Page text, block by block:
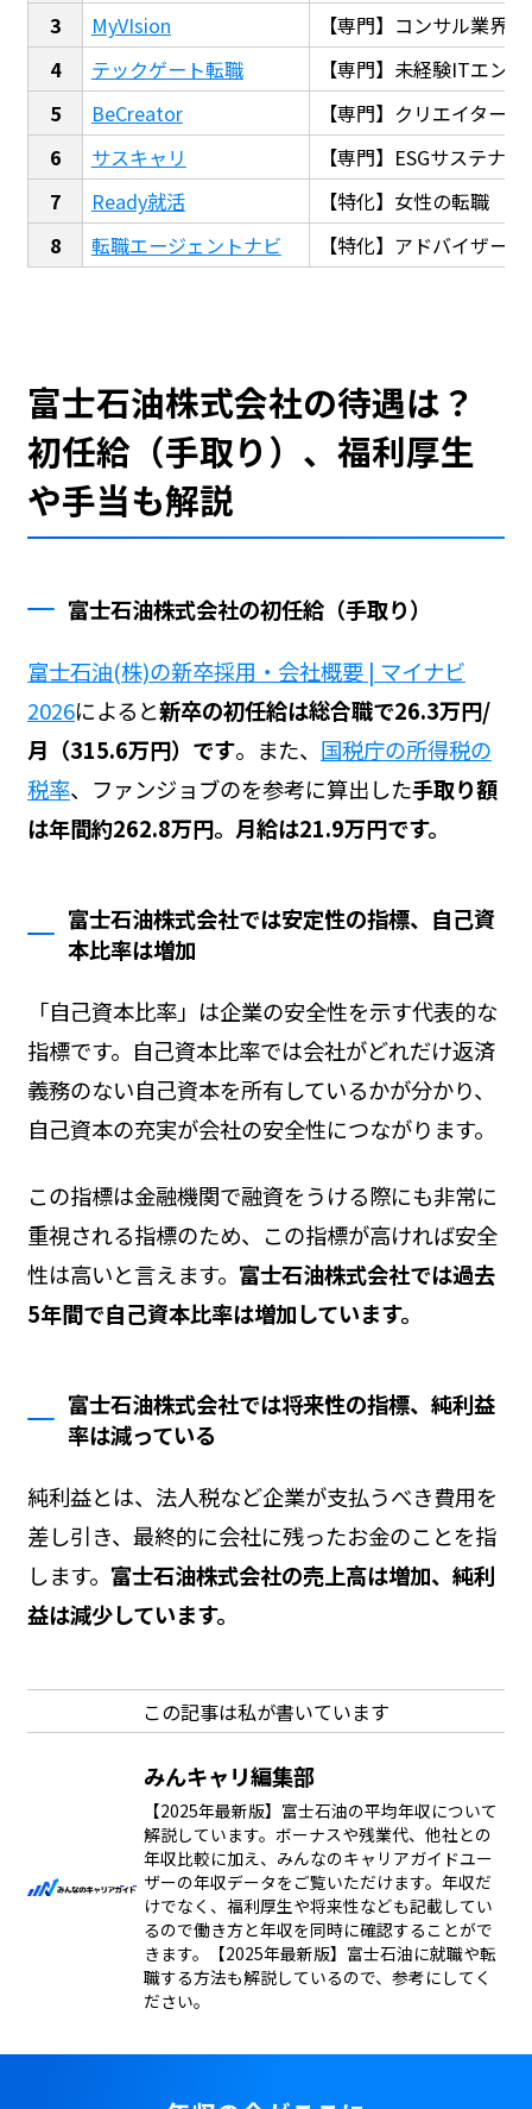
MyVIsion
【専門】コンサル業界
テックゲート転職
【専門】未経験ITエン
BeCreator
【専門】クリエイター
サスキャリ
【専門】ESGサステナ
Ready就活
【特化】女性の転職
転職エージェントナビ
【特化】アドバイザー
富士石油株式会社の待遇は？
初任給（手取り）、福利厚生
や手当も解説
富士石油株式会社の初任給（手取り）
富士石油(株)の新卒採用・会社概要 | マイナビ
2026によると新卒の初任給は総合職で26.3万円/
月（315.6万円）です。また、 国税庁の所得税の
税率、ファンジョブのを参考に算出した手取り額
は年間約262.8万円。月給は21.9万円です。
富士石油株式会社では安定性の指標、自己資
本比率は増加
「自己資本比率」は企業の安全性を示す代表的な
指標です。自己資本比率では会社がどれだけ返済
義務のない自己資本を所有しているかが分かり、
自己資本の充実が会社の安全性につながります。
この指標は金融機関で融資をうける際にも非常に
重視される指標のため、この指標が高ければ安全
性は高いと言えます。 富士石油株式会社では過去
5年間で自己資本比率は増加しています。
富士石油株式会社では将来性の指標、純利益
率は減っている
純利益とは、法人税など企業が支払うべき費用を
差し引き、最終的に会社に残ったお金のことを指
します。 富士石油株式会社の売上高は増加、純利
益は減少しています。
この記事は私が書いています
みんキャリ編集部
【2025年最新版】富士石油の平均年収について
解説しています。ボーナスや残業代、他社との
年収比較に加え、みんなのキャリアガイドユー
ザーの年収データをご覧いただけます。年収だ
けでなく、福利厚生や将来性なども記載してい
るので働き方と年収を同時に確認することがで
きます。【2025年最新版】富士石油に就職や転
職する方法も解説しているので、参考にしてく
ださい。